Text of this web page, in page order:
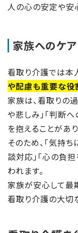
人の心の安定や安
家族へのケア
看取り介護では本
や配慮も重要な役
家族は、看取りの
や悲しみ」「判断
を抱えることがあり
そのため、「気持
談対応」「心の負
われます。
家族が安心して最
看取り介護の大切